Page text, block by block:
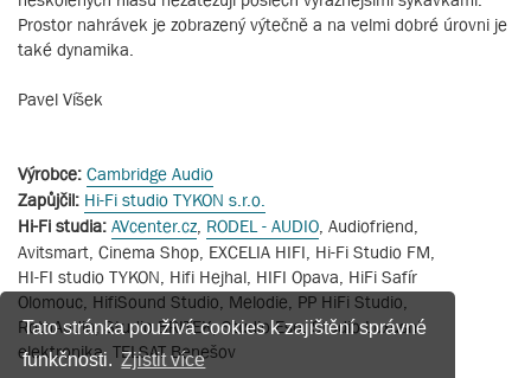
Tato stránka používá cookies k zajištění správné
funkčnosti.Zjistit více
Prostor nahrávek je zobrazený výtečně a na velmi dobré úrovni je
také dynamika.
Pavel Víšek
Výrobce: Cambridge Audio
Zapůjčil: Hi-Fi studio TYKON s.r.o.
Hi-Fi studia: AVcenter.cz RODEL - AUDIO , Audiofriend,
Avitsmart, Cinema Shop, EXCELIA HIFI, Hi-Fi Studio FM,
HI-FI studio TYKON, Hifi Hejhal, HIFI Opava, HiFi Safír
Olomouc, HifiSound Studio, Melodie, PP HiFi Studio,
RothAudio, Studio BRITEK, Studio Eso, Studio Luxusní
elektronika, TELSAT Benešov